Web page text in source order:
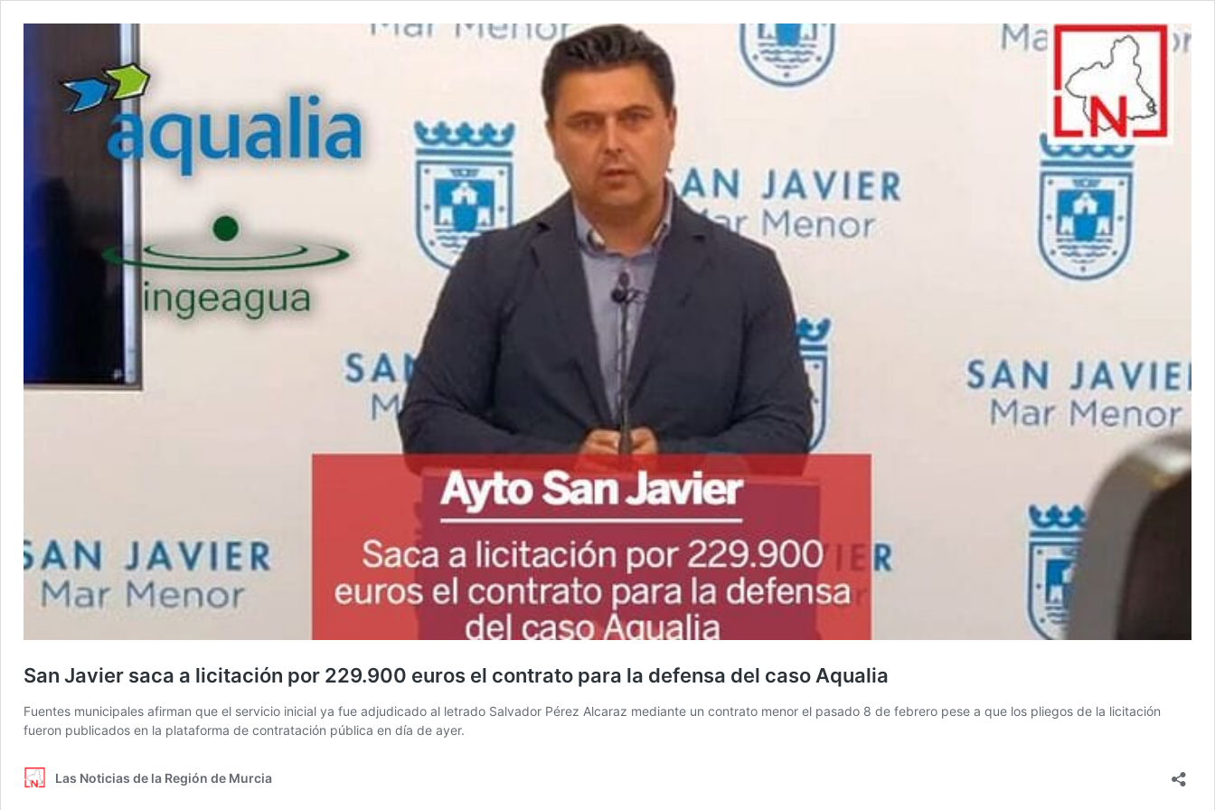
San Javier saca a licitación por 229.900 euros el contrato para la defensa del caso Aqualia
Fuentes municipales afirman que el servicio inicial ya fue adjudicado al letrado Salvador Pérez Alcaraz mediante un contrato menor el pasado 8 de febrero pese a que los pliegos de la licitación
fueron publicados en la plataforma de contratación pública en día de ayer.
Las Noticias de la Región de Murcia